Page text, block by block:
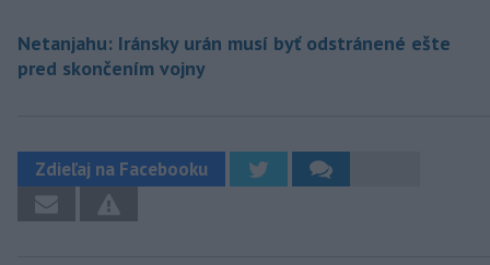
Netanjahu: Iránsky urán musí byť odstránené ešte
pred skončením vojny
Zdieľaj na Facebooku